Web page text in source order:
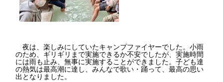
夜は、楽しみにしていたキャンプファイヤーでした。小雨
のため、ギリギリまで実施できるか不安でしたが、実施時間
には雨も止み、無事に実施することができました。子ども達
の熱気は最高潮に達し、みんなで歌い・踊って、最高の思い
出となりました。